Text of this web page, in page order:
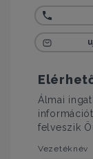
Álmai
felveszik
Vezetéknév